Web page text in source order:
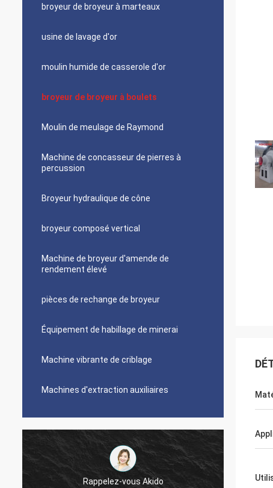
broyeur de broyeur à marteaux
usine de lavage d'or
moulin humide de casserole d'or
broyeur de broyeur à boulets
Moulin de meulage de Raymond
Machine de concasseur de pierres à
percussion
Broyeur hydraulique de cône
broyeur composé vertical
Machine de broyeur d'amende de
rendement élevé
pièces de rechange de broyeur
Équipement de habillage de minerai
Machine vibrante de criblage
Machines d'extraction auxiliaires
Jose Anthony